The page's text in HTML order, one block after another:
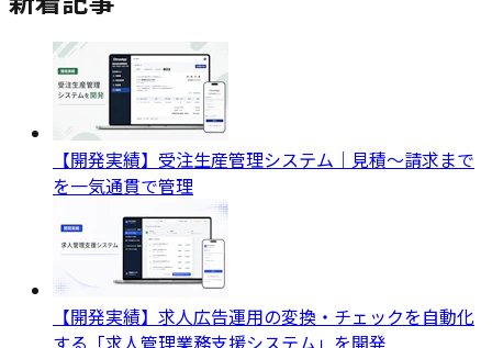
【開発実績】受注生産管理システム｜見積〜請求まで
を一気通貫で管理
【開発実績】求人広告運用の変換・チェックを自動化
する「求人管理業務支援システム」を開発